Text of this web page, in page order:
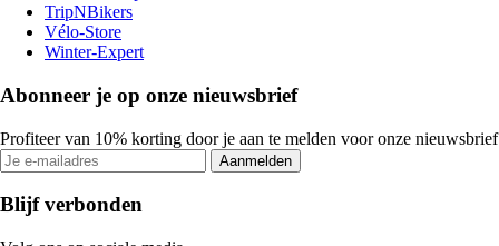
TripNBikers
Vélo-Store
Winter-Expert
Abonneer je op onze nieuwsbrief
Profiteer van 10% korting door je aan te melden voor onze nieuwsbrief
Aanmelden
Blijf verbonden